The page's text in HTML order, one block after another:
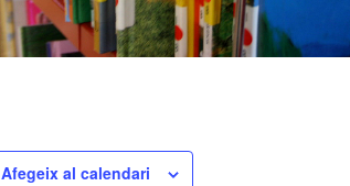
Afegeix al calendari